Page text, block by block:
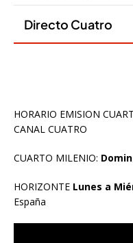
HORARIO EMISION
CANAL CUATRO
CUARTO MILENIO:
HORIZONTE Lunes a
España